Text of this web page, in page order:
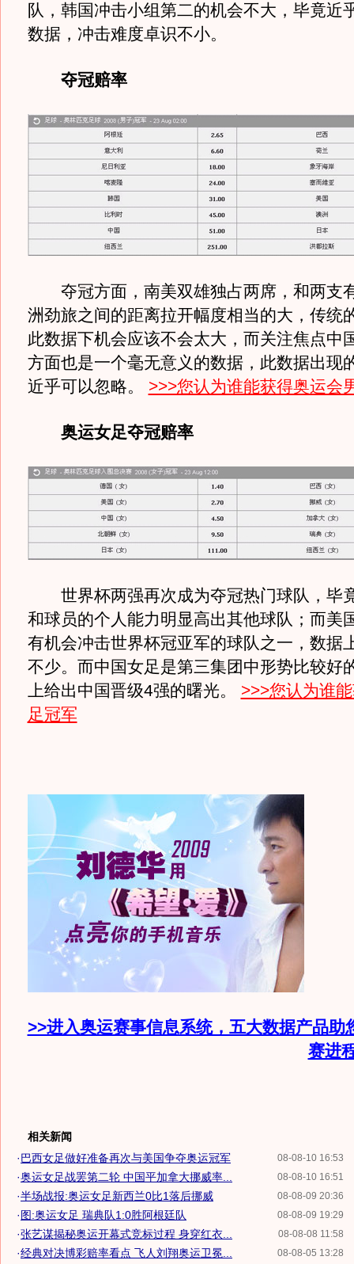
队，韩国冲击小组第二的机会不大，毕竟近
数据，冲击难度卓识不小。
夺冠赔率
夺冠方面，南美双雄独占两席，和两支
洲劲旅之间的距离拉开幅度相当的大，传统
此数据下机会应该不会太大，而关注焦点中
方面也是一个毫无意义的数据，此数据出现
近乎可以忽略。 >>>您认为谁能获得奥运会
奥运女足夺冠赔率
世界杯两强再次成为夺冠热门球队，毕
和球员的个人能力明显高出其他球队；而美
有机会冲击世界杯冠亚军的球队之一，数据
不少。而中国女足是第三集团中形势比较好
上给出中国晋级4强的曙光。 >>>您认为谁
足冠军
>>进入奥运赛事信息系统，五大数据产品助
赛进
相关新闻
08-08-10 16:53
·巴西女足做好准备再次与美国争夺奥运冠军
08-08-10 16:51
·奥运女足战罢第二轮 中国平加拿大挪威率...
08-08-09 20:36
·半场战报:奥运女足新西兰0比1落后挪威
08-08-09 19:29
·图:奥运女足 瑞典队1:0胜阿根廷队
08-08-08 11:58
·张艺谋揭秘奥运开幕式竞标过程 身穿红衣...
08-08-05 13:28
·经典对决博彩赔率看点 飞人刘翔奥运卫冕...